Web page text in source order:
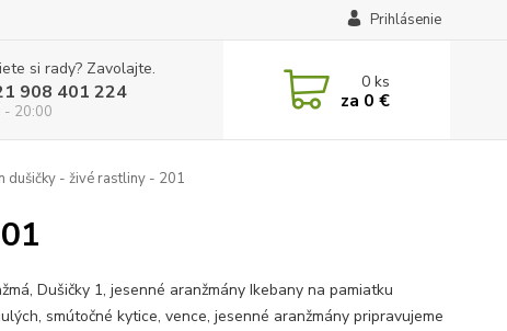
Prihlásenie
si rady? Zavolajte.
908 401 224
- 20:00
0ks
za 0 €
dušičky - živé rastliny - 201
Dušičky 1, jesenné aranžmány Ikebany na pamiatku
smútočné kytice, vence, jesenné aranžmány pripravujeme